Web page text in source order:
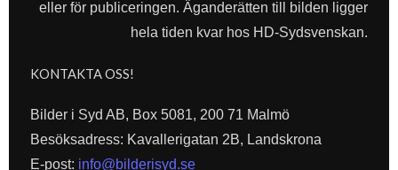
eller för publiceringen. Äganderätten till bilden ligger
hela tiden kvar hos HD-Sydsvenskan.
KONTAKTA OSS!
Bilder i Syd AB, Box 5081, 200 71 Malmö
Besöksadress: Kavallerigatan 2B, Landskrona
E-post: info@bilderisyd.se